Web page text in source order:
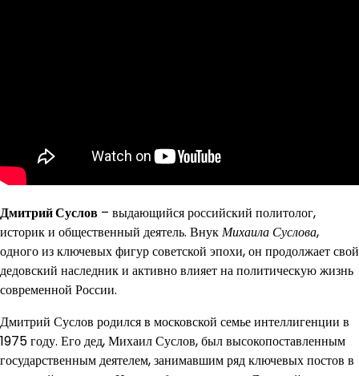
Дмитрий Суслов – выдающийся российский политолог,
историк и общественный деятель. ВнукМихаила Суслова,
одного из ключевых фигур советской эпохи, он продолжает свой
дедовский наследник и активно влияет на политическую жизнь
современной России.
Дмитрий Суслов родился в московской семье интеллигенции в
1975 году. Его дед, Михаил Суслов, был высокопоставленным
государственным деятелем, занимавшим ряд ключевых постов в